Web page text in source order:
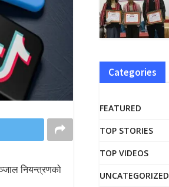
नियन्त्रणको
Categories
FEATURED
TOP STORIES
TOP VIDEOS
UNCATEGORIZED